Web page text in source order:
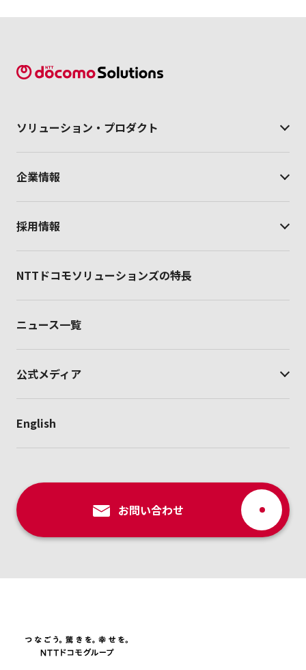
ソリューション・ プロダクト
企業情報
採用情報
NTTドコモソリューションズの特長
ニュース一覧
公式メディア
English
お問い合わせ